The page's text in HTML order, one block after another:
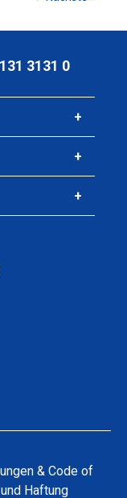
3131 0
& Code of
Haftung